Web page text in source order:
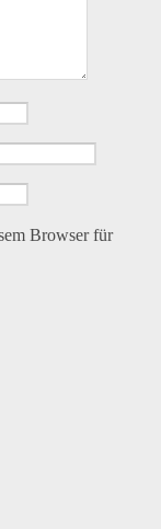
Browser für